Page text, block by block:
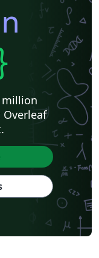
million